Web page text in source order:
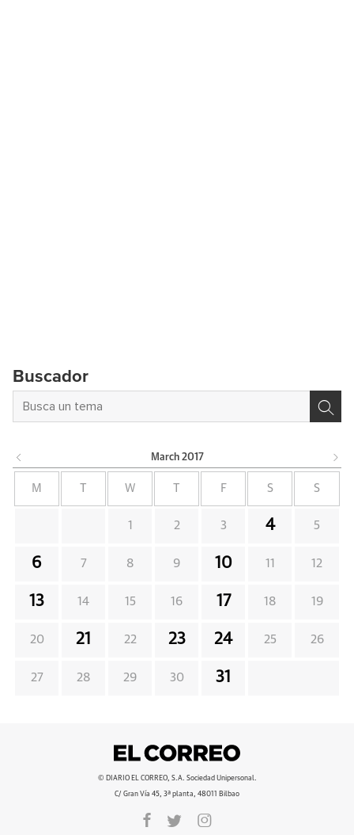
Buscador
March 2017
M W F S S
1 2 3 4 5
6 7 8 9 10 11 12
13 14 15 16 17 18 19
20 21 22 23 24 25 26
27 28 29 30 31
© DIARIO EL CORREO, S.A. Sociedad Unipersonal.
C/ Gran Vía 45, 3ª planta, 48011 Bilbao